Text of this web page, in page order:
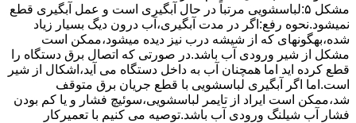
مشکل ۵:لباسشویی مرتباً در ﺣﺎل آﺑﮕﯿﺮی اﺳﺖ و ﻋﻤﻞ آﺑﮕﯿﺮی ﻗﻄﻊ
نمیشود.نحوه رﻓﻊ:اﮔﺮ در ﻣﺪت آﺑﮕﯿﺮی،آب درون دﯾﮓ ﺑﺴﯿﺎر زﯾﺎد
ﺷﺪه،بهگونهای ﮐﻪ از ﺷﯿﺸﻪ درب ﻧﯿﺰ دﯾﺪه میشود،ممکن است
مشکل از شیر ورودی آب باشد.در صورتی که اتصال برق دستگاه را
قطع کرده اید اما همچنان آب به داخل دستگاه می آید،اشکال از شیر
است.اما اگر آبگیری لباسشویی با قطع جریان برق متوقف
شد،ممکن است ایراد از تایمر لباسشویی،سوئیچ فشار و یا کم بودن
فشار آب شیلنگ ورودی آب باشد.توصیه می کنیم با تعمیرکار